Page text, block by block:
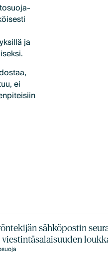
ja
ei
sähköpostin